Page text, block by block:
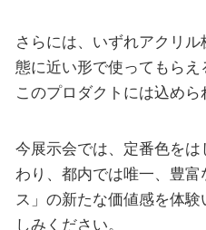
さらには、いずれアクリ
態に近い形で使ってもら
このプロダクトには込めら
今展示会では、定番色を
わり、都内では唯一、豊
ス」の新たな価値感を体
しみください。